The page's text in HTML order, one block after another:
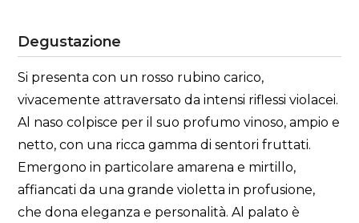
Degustazione
Si presenta con un rosso rubino carico,
vivacemente attraversato da intensi riflessi violacei.
Al naso colpisce per il suo profumo vinoso, ampio e
netto, con una ricca gamma di sentori fruttati.
Emergono in particolare amarena e mirtillo,
affiancati da una grande violetta in profusione,
che dona eleganza e personalità. Al palato è